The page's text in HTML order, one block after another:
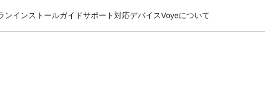
ンインストールガイドサポート 対応デバイスVoyeについて